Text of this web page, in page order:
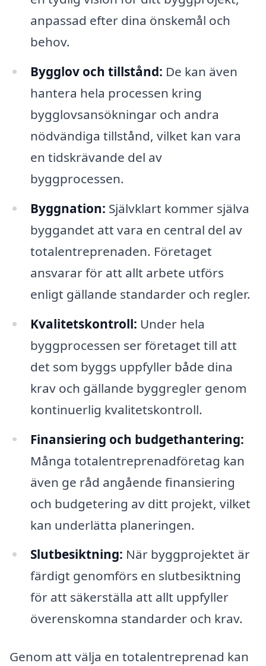
anpassad efter dina önskemål och
behov.
Bygglov och tillstånd: De kan även
hantera hela processen kring
bygglovsansökningar och andra
nödvändiga tillstånd, vilket kan vara
en tidskrävande del av
byggprocessen.
Byggnation: Självklart kommer själva
byggandet att vara en central del av
totalentreprenaden. Företaget
ansvarar för att allt arbete utförs
enligt gällande standarder och regler.
Kvalitetskontroll: Under hela
byggprocessen ser företaget till att
det som byggs uppfyller både dina
krav och gällande byggregler genom
kontinuerlig kvalitetskontroll.
Finansiering och budgethantering:
Många totalentreprenadföretag kan
även ge råd angående finansiering
och budgetering av ditt projekt, vilket
kan underlätta planeringen.
Slutbesiktning: När byggprojektet är
färdigt genomförs en slutbesiktning
för att säkerställa att allt uppfyller
överenskomna standarder och krav.
Genom att välja en totalentreprenad kan